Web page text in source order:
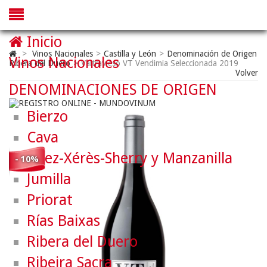
> Vinos Nacionales > Castilla y León > Denominación de Origen
Ribera del Duero > Valtravieso VT Vendimia Seleccionada 2019
Volver
- 10%
Inicio
Vinos Nacionales
DENOMINACIONES DE ORIGEN
Bierzo
Cava
Jerez-Xérès-Sherry y Manzanilla
Jumilla
Priorat
Rías Baixas
Ribera del Duero
Ribeira Sacra